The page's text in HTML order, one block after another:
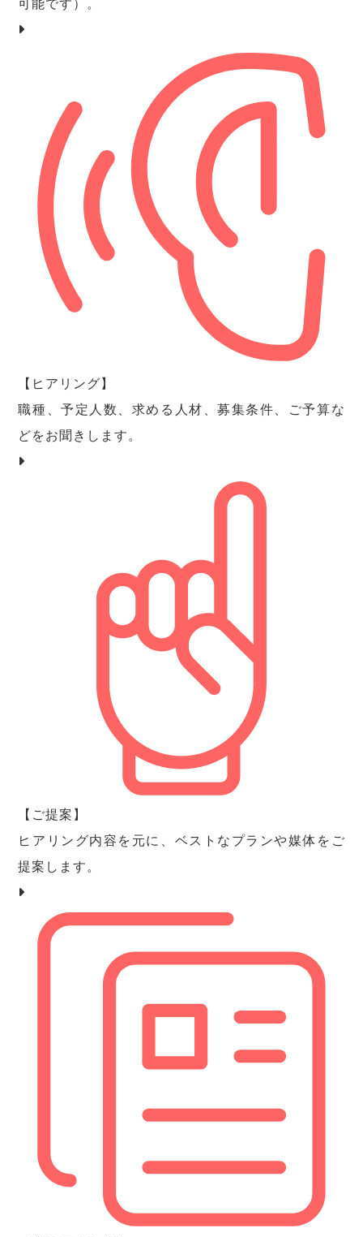
可能です）。
【ヒアリング】
職種、予定人数、求める人材、募集条件、ご予算な
どをお聞きします。
【ご提案】
ヒアリング内容を元に、ベストなプランや媒体をご
提案します。